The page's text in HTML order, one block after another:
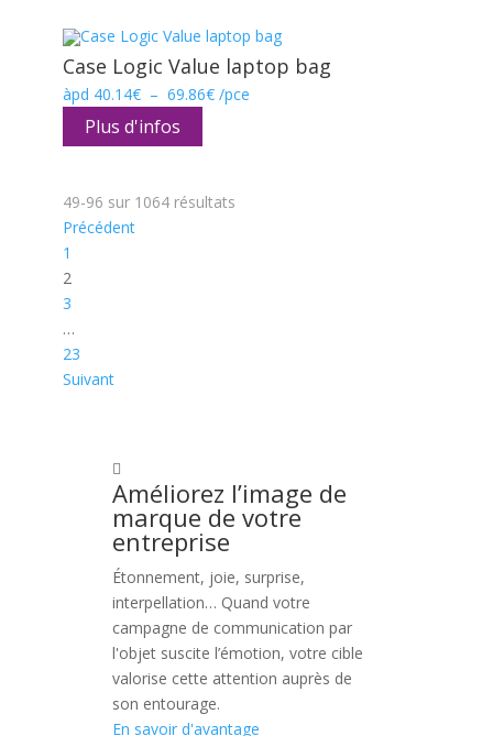
Case Logic Value laptop bag
àpd 40.14€ – 69.86€Plage
de
/pce
Plus d'infos
49-96 sur 1064résultats
Précédent
1
2
3
…
23
Suivant
Améliorez l’image de
marque de votre
entreprise
Étonnement, joie, surprise,
interpellation… Quand votre
campagne de communication par
l'objet suscite l’émotion, votre cible
valorise cette attention auprès de
son entourage.
En savoir d'avantage